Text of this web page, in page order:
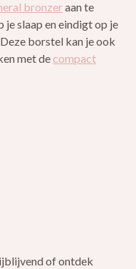
bronzeraan te
je slaap en eindigt op je
borstel kan je ook
met de compact
hoeveelheid
of ontdek